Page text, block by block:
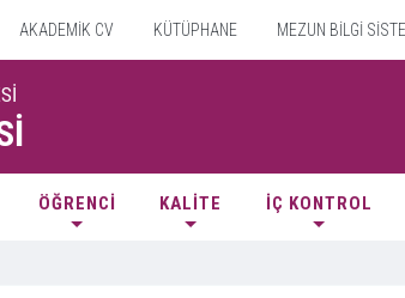
AKADEMİK CV KÜTÜPHANE MEZUN BİLGİ
ÖĞRENCİ KALİTE İÇ KONTROL